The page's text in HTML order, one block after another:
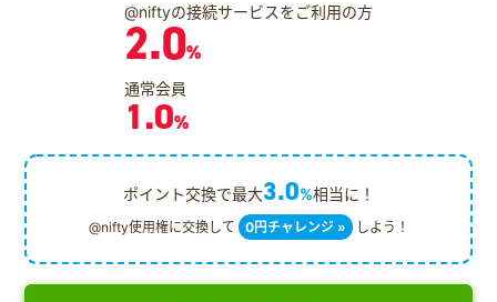
@niftyの接続サービスをご利用の方
2.0%
通常会員
1.0%
ポイント交換で最大3.0%相当に！
@nifty使用権に交換して 0円チャレンジ » しよう！